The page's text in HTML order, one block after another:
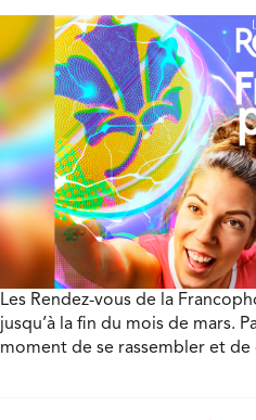
Les Rendez-vous de la
jusqu’à la fin du mois de mars.
moment de se rassembler et de